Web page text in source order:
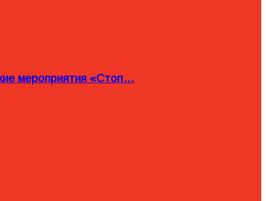
мероприятия «Стоп…